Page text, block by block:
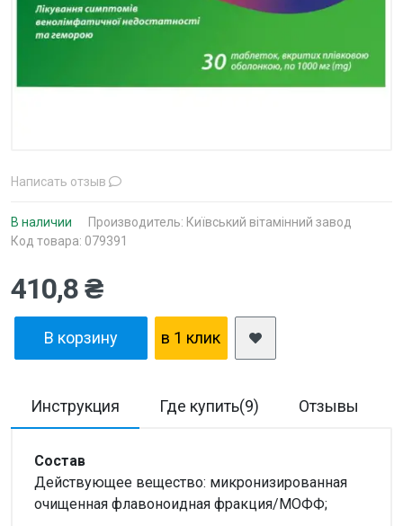
Написать отзыв
В наличии Производитель: Київський вітамінний завод
Код товара: 079391
410,8 ₴
В корзину в 1 клик
Инструкция Где купить(9) Отзывы
Состав
Действующее вещество: микронизированная
очищенная флавоноидная фракция/МОФФ;